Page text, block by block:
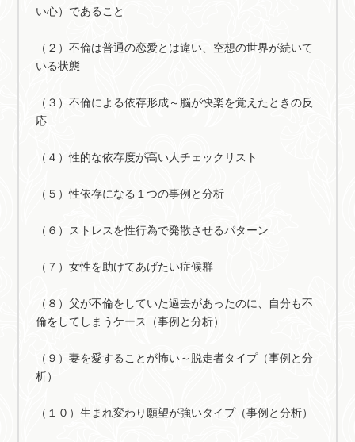
い心）であること
（２）不倫は普通の恋愛とは違い、空想の世界が続いて
いる状態
（３）不倫による依存形成～脳が快楽を覚えたときの反
応
（４）性的な依存度が高い人チェックリスト
（５）性依存になる１つの事例と分析
（６）ストレスを性行為で発散させるパターン
（７）女性を助けてあげたい症候群
（８）父が不倫をしていた過去があったのに、自分も不
倫をしてしまうケース（事例と分析）
（９）妻を愛することが怖い～脱走者タイプ（事例と分
析）
（１０）生まれ変わり願望が強いタイプ（事例と分析）